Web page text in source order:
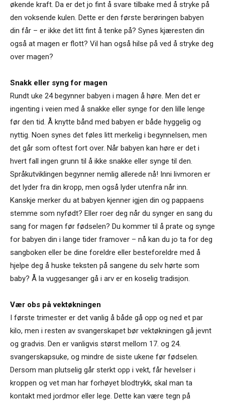
økende kraft. Da er det jo fint å svare tilbake med å stryke på
den voksende kulen. Dette er den første berøringen babyen
din får – er ikke det litt fint å tenke på? Synes kjæresten din
også at magen er flott? Vil han også hilse på ved å stryke deg
over magen?
Snakk eller syng for magen
Rundt uke 24 begynner babyen i magen å høre. Men det er
ingenting i veien med å snakke eller synge for den lille lenge
før den tid. Å knytte bånd med babyen er både hyggelig og
nyttig. Noen synes det føles litt merkelig i begynnelsen, men
det går som oftest fort over. Når babyen kan høre er det i
hvert fall ingen grunn til å ikke snakke eller synge til den.
Språkutviklingen begynner nemlig allerede nå! Inni livmoren er
det lyder fra din kropp, men også lyder utenfra når inn.
Kanskje merker du at babyen kjenner igjen din og pappaens
stemme som nyfødt? Eller roer deg når du synger en sang du
sang for magen før fødselen? Du kommer til å prate og synge
for babyen din i lange tider framover – nå kan du jo ta for deg
sangboken eller be dine foreldre eller besteforeldre med å
hjelpe deg å huske teksten på sangene du selv hørte som
baby? Å la vuggesanger gå i arv er en koselig tradisjon.
Vær obs på vektøkningen
I første trimester er det vanlig å både gå opp og ned et par
kilo, men i resten av svangerskapet bør vektøkningen gå jevnt
og gradvis. Den er vanligvis størst mellom 17. og 24.
svangerskapsuke, og mindre de siste ukene før fødselen.
Dersom man plutselig går sterkt opp i vekt, får hevelser i
kroppen og vet man har forhøyet blodtrykk, skal man ta
kontakt med jordmor eller lege. Dette kan være tegn på